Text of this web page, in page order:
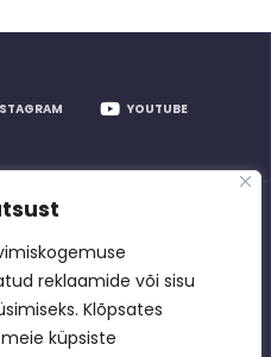
reklaamide või sisu
Klõpsates
küpsiste
YOUTUBE
2026